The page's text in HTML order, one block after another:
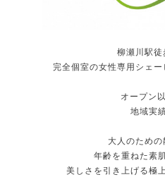
柳瀬川駅
完全個室の女性専用シェ
オープン
地域実
大人のための
年齢を重ねた素
美しさを引き上げる極